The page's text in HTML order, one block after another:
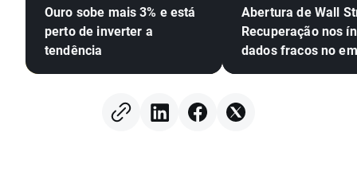
Ouro sobe mais 3% e está
perto de inverter a
tendência
Abertura de Wall
Recuperação nos
dados fracos no